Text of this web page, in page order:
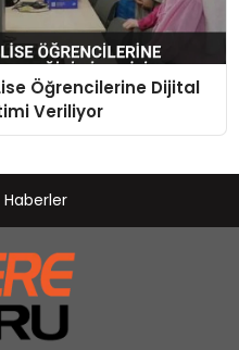
Öğrencilerine Dijital
Veriliyor